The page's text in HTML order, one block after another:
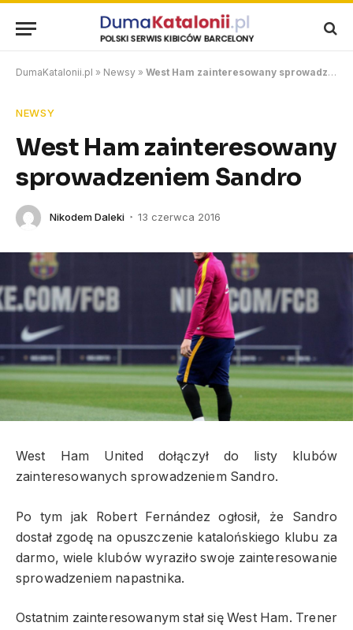
DumaKatalonii.pl » Newsy » West Ham zainteresowany sprowadzeniem Sandro
NEWSY
West Ham zainteresowany
sprowadzeniem Sandro
Nikodem Daleki 13 czerwca 2016
West Ham United dołączył do listy klubów
zainteresowanych sprowadzeniem Sandro.
Po tym jak Robert Fernández ogłosił, że Sandro
dostał zgodę na opuszczenie katalońskiego klubu za
darmo, wiele klubów wyraziło swoje zainteresowanie
sprowadzeniem napastnika.
Ostatnim zainteresowanym stał się West Ham. Trener